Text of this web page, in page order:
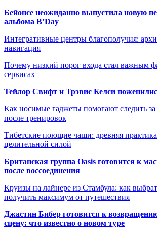
Бейонсе неожиданно выпустила новую
альбома B’Day
Интегративные центры благополучия:
навигация
Почему низкий порог входа стал важным
сервисах
Тейлор Свифт и Трэвис Келси
Как носимые гаджеты помогают следить за
после тренировок
Тибетские поющие чаши: древняя
целительной силой
Британская группа Oasis готовится к
после воссоединения
Круизы на лайнере из Стамбула: как
получить максимум от путешествия
Джастин Бибер готовится к
сцену: что известно о новом туре